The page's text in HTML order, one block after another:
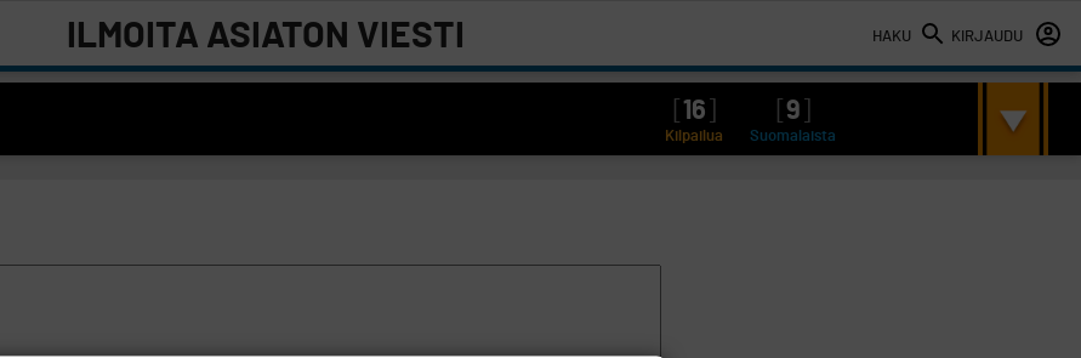
HAKU KIRJAUDU
ILMOITA ASIATON VIESTI
16 9
Kilpailua Suomalaista